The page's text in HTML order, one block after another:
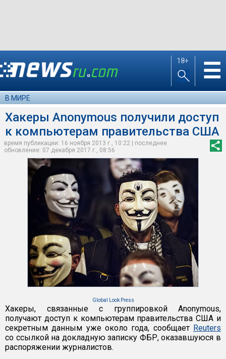
18+ ☰
В МИРЕ
Хакеры Anonymous получили доступ
к компьютерам правительства США
время публикации: 16 ноября 2013 г., 10:22 | последнее
обновление: 07 декабря 2017 г., 08:56
Global Look Press
Хакеры, связанные с группировкой Anonymous,
получают доступ к компьютерам правительства США и
секретным данным уже около года, сообщает Reuters
со ссылкой на докладную записку ФБР, оказавшуюся в
распоряжении журналистов.